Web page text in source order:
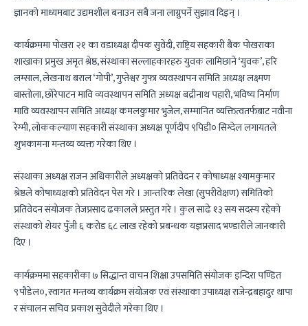
ज्ञानको माध्यमबाट उद्यमशील बनाउन सबै जना लाग्नुपर्ने सुझाव दिइन् ।
कार्यक्रममा पोखरा २१ का वडाध्यक्ष दीपक सुवेदी, राष्ट्रिय सहकारी बैंक पोखराका
शाखाका प्रमुख अमृत श्रेष्ठ, संस्थाका सल्लाहकारहरु युवक लामिछाने ‘युवक’, हरि
लम्साल, लेखनाथ बराल ‘गोपी’, गुप्तेश्वर गुफा व्यवस्थापन समिति अध्यक्ष लक्ष्मण
बास्तोला, छोरेपाटन मावि व्यवस्थापन समिति अध्यक्ष बद्रीनाथ पहारी, भविष्य निर्माण
मावि व्यवस्थापन समिति अध्यक्ष कमलकुमार भुजेल, सम्मानित व्यक्तित्वतर्फबाट नवीना
रेग्मी, लोककल्याण सहकारी संस्थाका अध्यक्ष पूर्णदीप ९पिडी० सिग्देल लगायतले
शुभकामना मन्तव्य व्यक्त गरेका थिए ।
संस्थाका अध्यक्ष राजन अधिकारीले अध्यक्षको प्रतिवेदन र कोषाध्यक्ष श्यामकुमार
श्रेष्ठले कोषाध्यक्षको प्रतिवेदन पेस गरे । आन्तरिक लेखा (सुपरीवेक्षण) समितिको
प्रतिवेदन संयोजक तेजप्रसाद ढकालले प्रस्तुत गरे । कुल साढे १३ सय सदस्य रहेको
संस्थाको शेयर पुँजी ६ करोड ६८ लाख रहेको प्रबन्धक यज्ञप्रसाद भण्डारीले जानकारी
दिए ।
कार्यक्रममा सहकारीका ७ सिद्धान्त वाचन शिक्षा उपसमिति संयोजक इन्दिरा पण्डित
९पौडेल०, स्वागत मन्तव्य कार्यक्रम संयोजक एवं संस्थाका उपाध्यक्ष राजेन्द्रबहादुर थापा
र संचालन सचिव प्रकाश सुवेदीले गरेका थिए ।